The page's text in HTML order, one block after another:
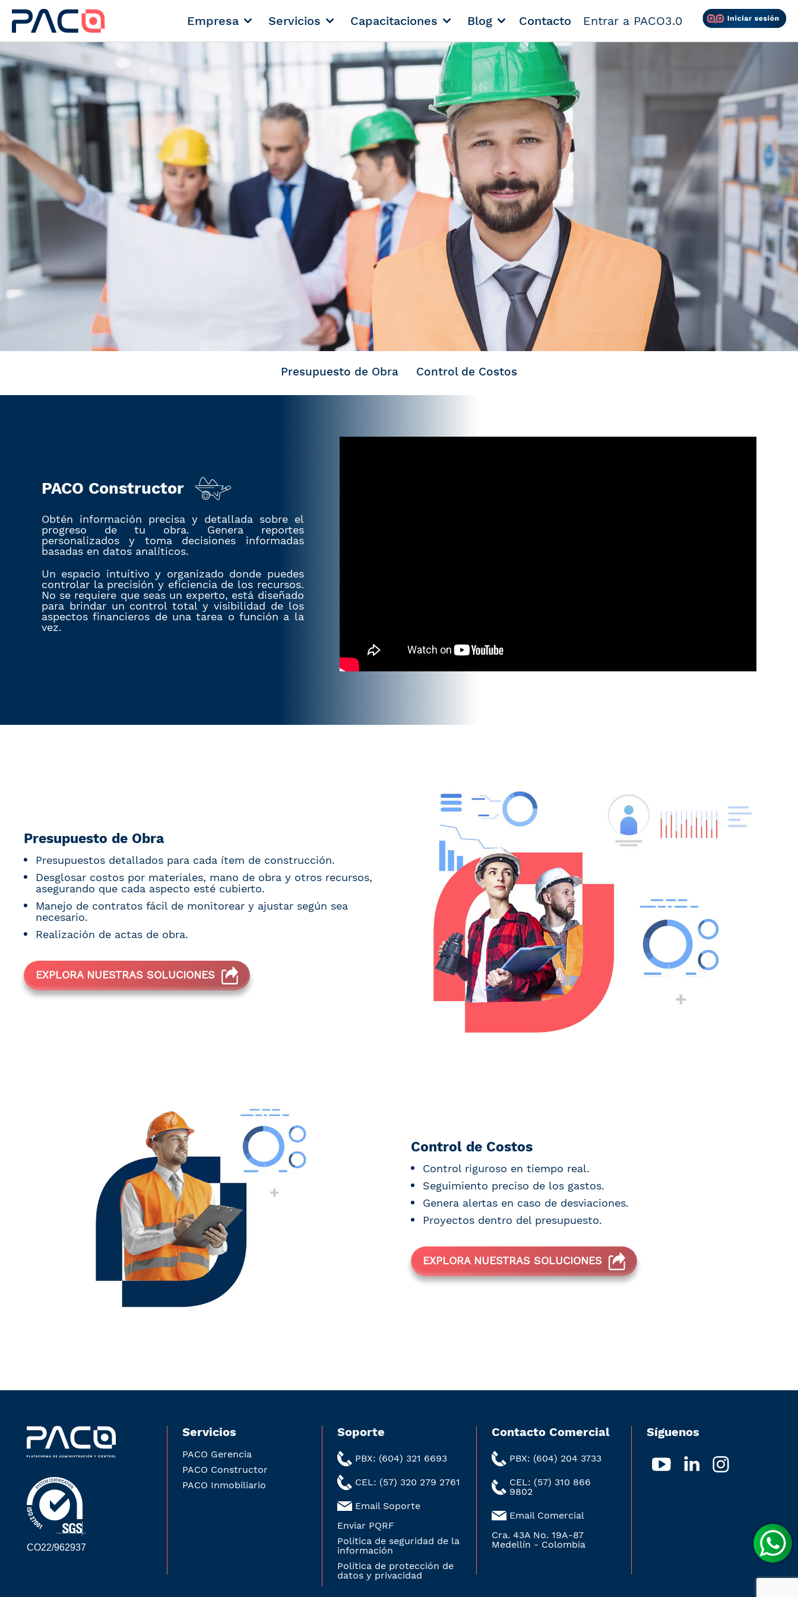
Empresa Servicios Capacitaciones Blog Contacto Entrar a PACO3.0
Presupuesto de Obra Control de Costos
PACO Constructor
Obtén información precisa y detallada sobre el
progreso de tu obra. Genera reportes
personalizados y toma decisiones informadas
basadas en datos analíticos.
Un espacio intuitivo y organizado donde puedes
controlar la precisión y eficiencia de los recursos.
No se requiere que seas un experto, está diseñado
para brindar un control total y visibilidad de los
aspectos financieros de una tarea o función a la
vez.
Presupuesto de Obra
Presupuestos detallados para cada ítem de construcción.
Desglosar costos por materiales, mano de obra y otros recursos,
asegurando que cada aspecto esté cubierto.
Manejo de contratos fácil de monitorear y ajustar según sea
necesario.
Realización de actas de obra.
EXPLORA NUESTRAS SOLUCIONES
Control de Costos
Control riguroso en tiempo real.
Seguimiento preciso de los gastos.
Genera alertas en caso de desviaciones.
Proyectos dentro del presupuesto.
EXPLORA NUESTRAS SOLUCIONES
CO22/962937
Servicios
PACO Gerencia
PACO Constructor
PACO Inmobiliario
Soporte
PBX: (604) 321 6693
CEL: (57) 320 279 2761
Email Soporte
Enviar PQRF
Política de seguridad de la
información
Política de protección de
datos y privacidad
Contacto Comercial
PBX: (604) 204 3733
CEL: (57) 310 866
9802
Email Comercial
Cra. 43A No. 19A-87
Medellín - Colombia
Síguenos